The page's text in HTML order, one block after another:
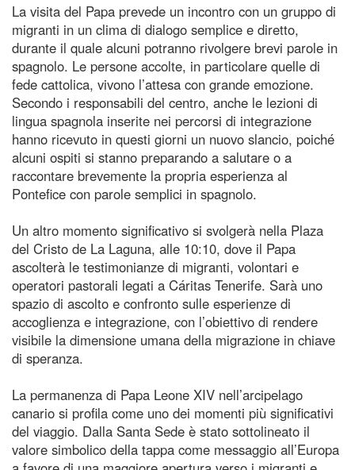
La visita del Papa prevede un incontro con un gruppo di
migranti in un clima di dialogo semplice e diretto,
durante il quale alcuni potranno rivolgere brevi parole in
spagnolo. Le persone accolte, in particolare quelle di
fede cattolica, vivono l’attesa con grande emozione.
Secondo i responsabili del centro, anche le lezioni di
lingua spagnola inserite nei percorsi di integrazione
hanno ricevuto in questi giorni un nuovo slancio, poiché
alcuni ospiti si stanno preparando a salutare o a
raccontare brevemente la propria esperienza al
Pontefice con parole semplici in spagnolo.
Un altro momento significativo si svolgerà nella Plaza
del Cristo de La Laguna, alle 10:10, dove il Papa
ascolterà le testimonianze di migranti, volontari e
operatori pastorali legati a Cáritas Tenerife. Sarà uno
spazio di ascolto e confronto sulle esperienze di
accoglienza e integrazione, con l’obiettivo di rendere
visibile la dimensione umana della migrazione in chiave
di speranza.
La permanenza di Papa Leone XIV nell’arcipelago
canario si profila come uno dei momenti più significativi
del viaggio. Dalla Santa Sede è stato sottolineato il
valore simbolico della tappa come messaggio all’Europa